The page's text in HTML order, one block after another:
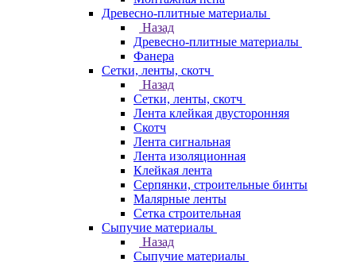
Древесно-плитные материалы
Назад
Древесно-плитные материалы
Фанера
Сетки, ленты, скотч
Назад
Сетки, ленты, скотч
Лента клейкая двусторонняя
Скотч
Лента сигнальная
Лента изоляционная
Клейкая лента
Серпянки, строительные бинты
Малярные ленты
Сетка строительная
Сыпучие материалы
Назад
Сыпучие материалы